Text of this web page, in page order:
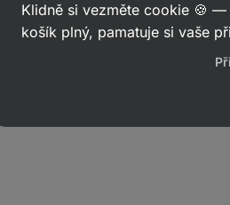
Klidně si vezměte cookie 🍪
košík plný, pamatuje si vaše